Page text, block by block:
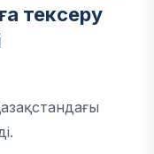
тексеру